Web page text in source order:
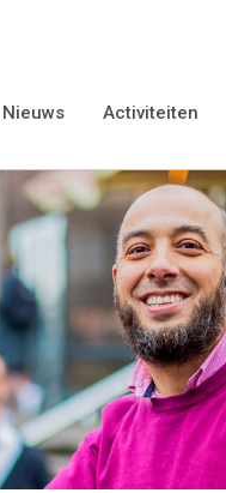
Nieuws Activiteiten